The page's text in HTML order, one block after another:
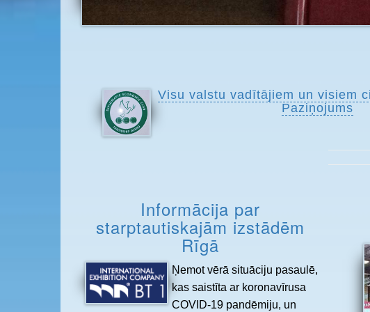
Visu valstu vadītājiem un visiem
Paziņojums
Informācija par
starptautiskajām izstādēm
Rīgā
Ņemot vērā situāciju pasaulē,
kas saistīta ar koronavīrusa
COVID-19 pandēmiju, un